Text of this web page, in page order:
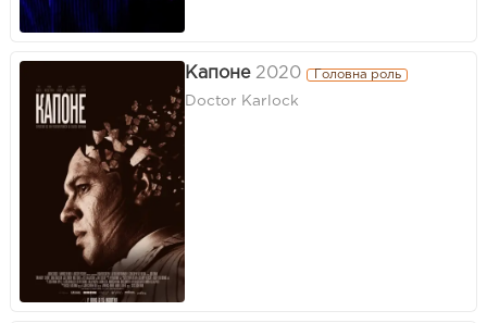
Капоне 2020 Головна роль
Doctor Karlock